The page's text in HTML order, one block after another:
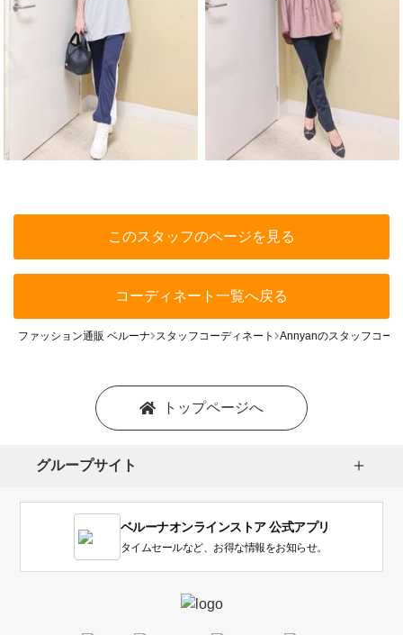
このスタッフのページを見る
コーディネート一覧へ戻る
ファッション通販 ベルーナ スタッフコーディネート Annyanのスタッフコー
トップページへ
グループサイト
ベルーナオンラインストア 公式アプリ
タイムセールなど、お得な情報をお知らせ。